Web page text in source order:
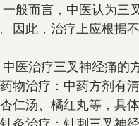
因此，治疗上应根据
中医治疗三叉神经
药物治疗：中药方剂有
杏仁汤、橘红丸等，具